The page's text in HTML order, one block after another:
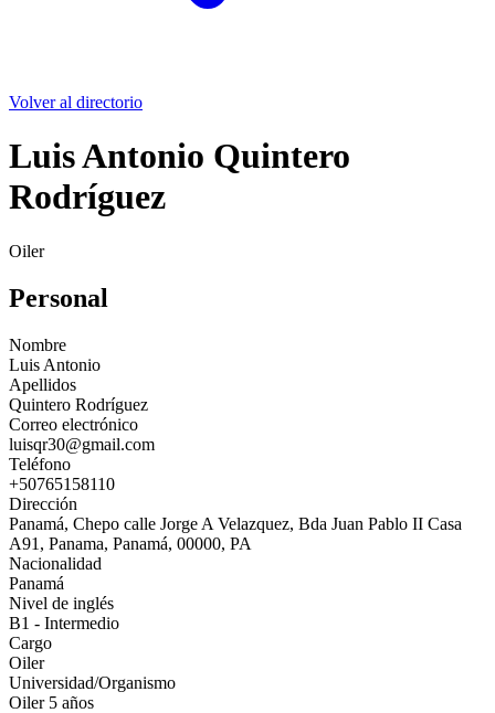
Volver al directorio
Luis Antonio Quintero
Rodríguez
Oiler
Personal
Nombre
Luis Antonio
Apellidos
Quintero Rodríguez
Correo electrónico
luisqr30@gmail.com
Teléfono
+50765158110
Dirección
Panamá, Chepo calle Jorge A Velazquez, Bda Juan Pablo II Casa
A91, Panama, Panamá, 00000, PA
Nacionalidad
Panamá
Nivel de inglés
B1 - Intermedio
Cargo
Oiler
Universidad/Organismo
Oiler 5 años